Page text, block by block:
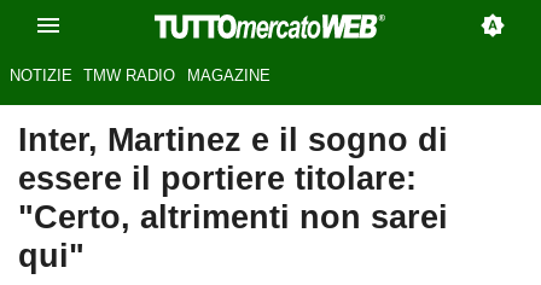
NOTIZIE TMW RADIO MAGAZINE
Inter, Martinez e il sogno di
essere il portiere titolare:
"Certo, altrimenti non sarei
qui"